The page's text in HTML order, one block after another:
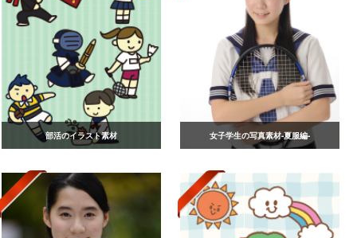
部活のイラスト素材 女子学生の写真素材-夏服編-